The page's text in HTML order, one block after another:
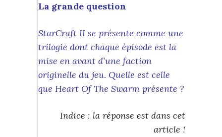
La grande question
StarCraft II se présente comme une
trilogie dont chaque épisode est la
mise en avant d’une faction
originelle du jeu. Quelle est celle
que Heart Of The Swarm présente ?
Indice : la réponse est dans cet
article !